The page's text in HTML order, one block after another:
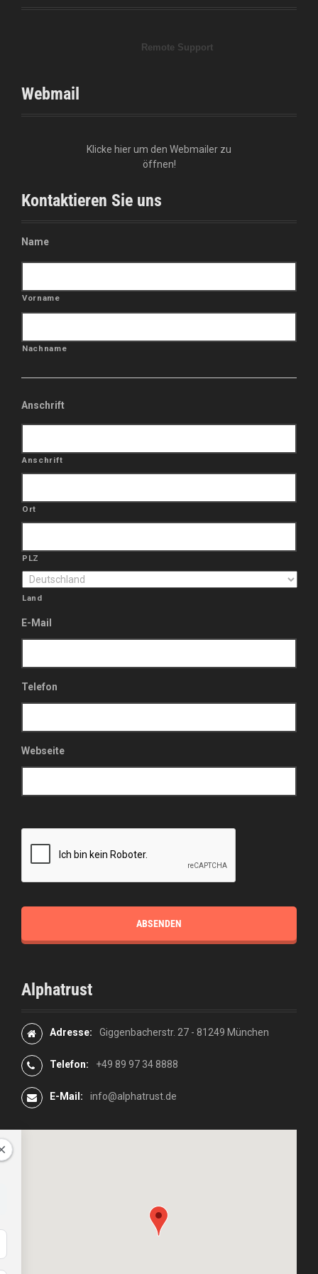
I
Remote Support
Webmail
Klicke hier um den Webmailer zu
öffnen!
Kontaktieren Sie uns
Name
Vorname
Nachname
Anschrift
Anschrift
Ort
PLZ
Land
E-Mail
Telefon
Webseite
Alphatrust
Adresse: Giggenbacherstr. 27 - 81249 München
Telefon: +49 89 97 34 8888
E-Mail: info@alphatrust.de